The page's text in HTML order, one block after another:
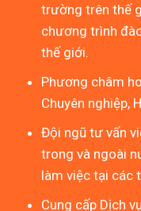
trường trên thế
chương trình
thế giới.
Phương châm
Chuyên nghiệp,
Đội ngũ tư vấn
trong và ngoài
làm việc tại các
Cung cấp Dịch